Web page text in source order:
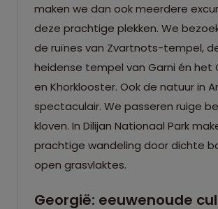
maken we dan ook meerdere
deze prachtige plekken. We
de ruïnes van Zvartnots-tempel,
heidense tempel van Garni én het
en Khorklooster. Ook de natuur in
spectaculair. We passeren ruige
kloven. In Dilijan Nationaal Park
prachtige wandeling door dichte
open grasvlaktes.
Georgië: eeuwenoude